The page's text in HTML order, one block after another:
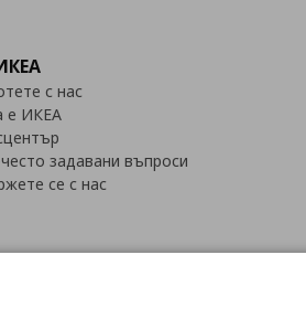
с нас
е ИКЕА
задавани въпроси
се с нас